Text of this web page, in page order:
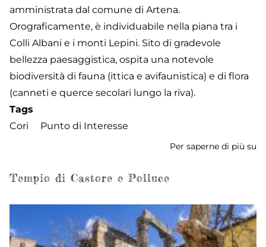
amministrata dal comune di Artena.
Orograficamente, è individuabile nella piana tra i
Colli Albani e i monti Lepini. Sito di gradevole
bellezza paesaggistica, ospita una notevole
biodiversità di fauna (ittica e avifaunistica) e di flora
(canneti e querce secolari lungo la riva).
Tags
Cori
Punto di Interesse
Per saperne di più su
Tempio di Castore e Polluce